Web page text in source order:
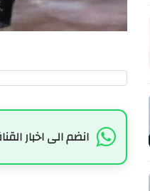
انضم الى اخبار